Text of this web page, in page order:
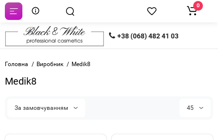
+38 (068) 482 41 03
0
Головна Виробник Medik8
Medik8
За замовчуванням 45